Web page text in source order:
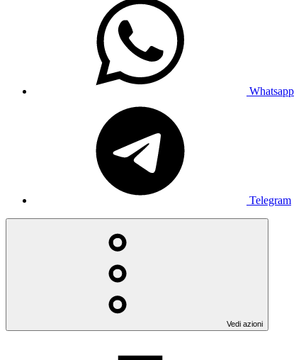
Whatsapp
Telegram
Vedi azioni